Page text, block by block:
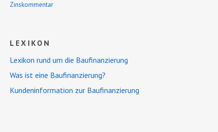
Zinskommentar
LEXIKON
Lexikon rund um die Baufinanzierung
Was ist eine Baufinanzierung?
Kundeninformation zur Baufinanzierung